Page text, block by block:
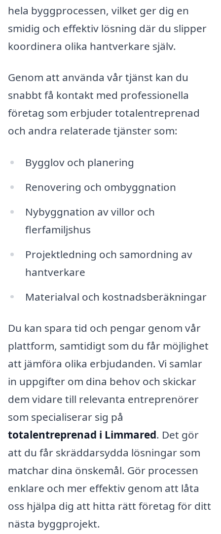
hela byggprocessen, vilket ger dig en
smidig och effektiv lösning där du slipper
koordinera olika hantverkare själv.
Genom att använda vår tjänst kan du
snabbt få kontakt med professionella
företag som erbjuder totalentreprenad
och andra relaterade tjänster som:
Bygglov och planering
Renovering och ombyggnation
Nybyggnation av villor och
flerfamiljshus
Projektledning och samordning av
hantverkare
Materialval och kostnadsberäkningar
Du kan spara tid och pengar genom vår
plattform, samtidigt som du får möjlighet
att jämföra olika erbjudanden. Vi samlar
in uppgifter om dina behov och skickar
dem vidare till relevanta entreprenörer
som specialiserar sig på
totalentreprenad i Limmared. Det gör
att du får skräddarsydda lösningar som
matchar dina önskemål. Gör processen
enklare och mer effektiv genom att låta
oss hjälpa dig att hitta rätt företag för ditt
nästa byggprojekt.